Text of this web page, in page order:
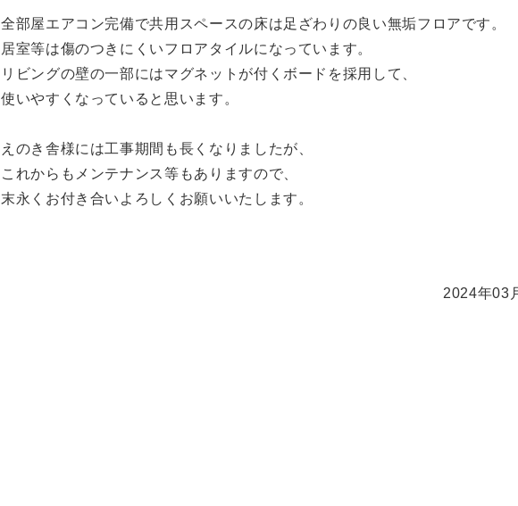
全部屋エアコン完備で共用スペースの床は足ざわりの良い無垢フロアです。
居室等は傷のつきにくいフロアタイルになっています。
リビングの壁の一部にはマグネットが付くボードを採用して、
使いやすくなっていると思います。
えのき舎様には工事期間も長くなりましたが、
これからもメンテナンス等もありますので、
末永くお付き合いよろしくお願いいたします。
2024年03